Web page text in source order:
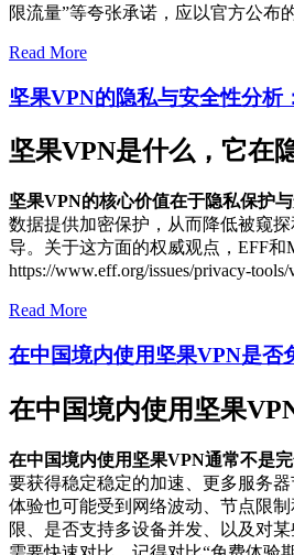
限流量”等夸张承诺，应以官方公布
Read More
坚果VPN的隐私与安全性分析
坚果VPN是什么，它在
坚果VPN的核心价值在于隐私保护
数据提供加密保护，从而降低被窥
导。关于这方面的权威观点，EFF
https://www.eff.org/issues/privacy-
Read More
在中国境内使用坚果VPN是否
在中国境内使用坚果
在中国境内使用坚果VPN通常不是完
要获得稳定稳定的加速、更多服务
体验也可能受到网络波动、节点限
限、是否支持多设备并发、以及对